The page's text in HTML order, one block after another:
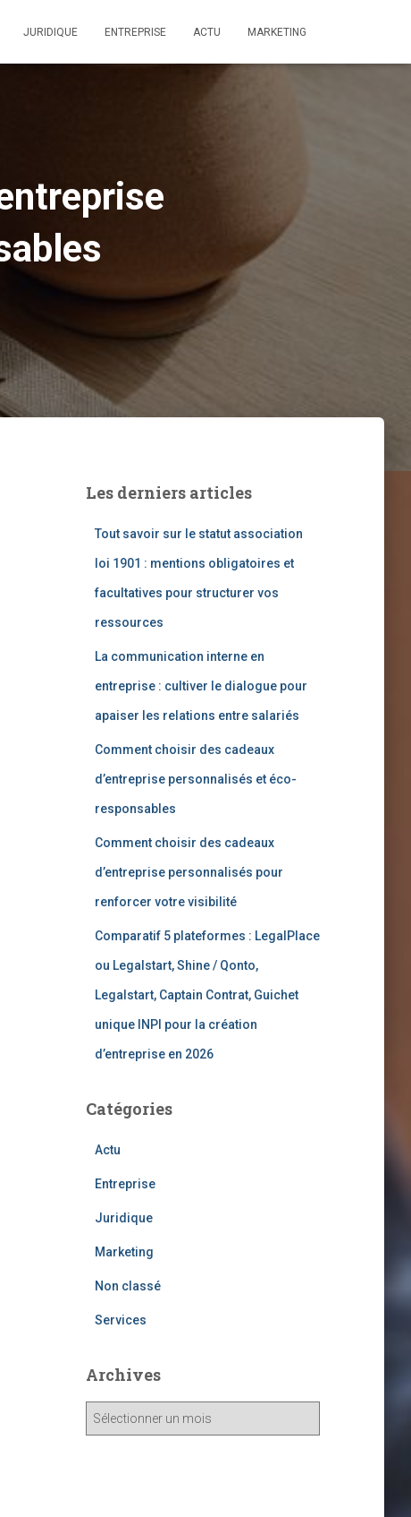
JURIDIQUE ENTREPRISE ACTU MARKETING
Les derniers articles
Tout savoir sur le statut association
loi 1901 : mentions obligatoires et
facultatives pour structurer vos
ressources
La communication interne en
entreprise : cultiver le dialogue pour
apaiser les relations entre salariés
Comment choisir des cadeaux
d’entreprise personnalisés et éco-
responsables
Comment choisir des cadeaux
d’entreprise personnalisés pour
renforcer votre visibilité
Comparatif 5 plateformes : LegalPlace
ou Legalstart, Shine / Qonto,
Legalstart, Captain Contrat, Guichet
unique INPI pour la création
d’entreprise en 2026
Catégories
Actu
Entreprise
Juridique
Marketing
Non classé
Services
Archives